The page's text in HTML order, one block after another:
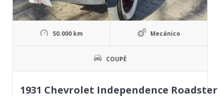
50.000 km Mecánico
COUPÉ
1931 Chevrolet Independence Roadster